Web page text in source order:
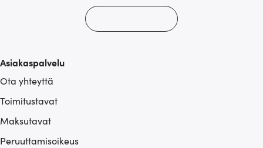
Asiakaspalvelu
Ota yhteyttä
Toimitustavat
Maksutavat
Peruuttamisoikeus